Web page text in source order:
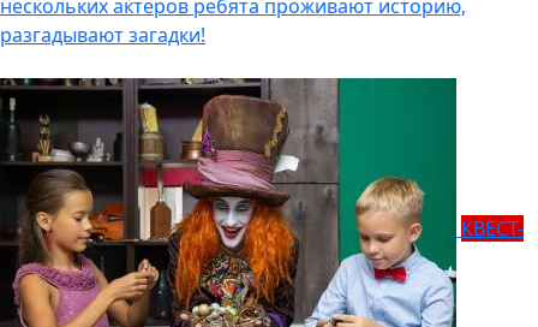
нескольких актеров ребята проживают историю,
разгадывают загадки!
КВЕСТ-